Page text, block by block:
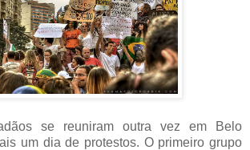
se reuniram outra vez em Belo
um dia de protestos. O primeiro grupo